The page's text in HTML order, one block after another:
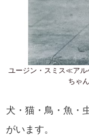
ユージン・スミス≪アル
ちゃ
犬・猫・鳥・魚・
がいます。